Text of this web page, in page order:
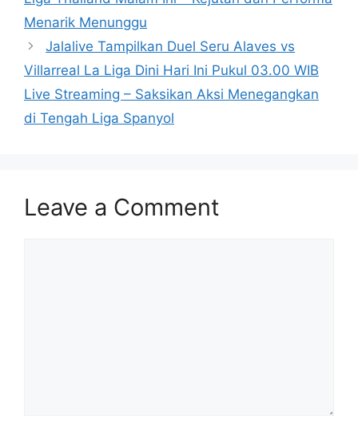
Menarik Menunggu
Jalalive Tampilkan Duel Seru Alaves vs
Villarreal La Liga Dini Hari Ini Pukul 03.00 WIB
Live Streaming – Saksikan Aksi Menegangkan
di Tengah Liga Spanyol
Leave a Comment